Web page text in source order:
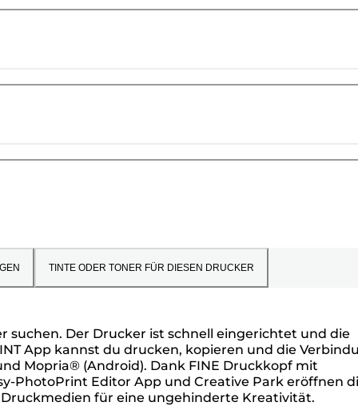
TINTE ODER TONER FÜR DIESEN DRUCKER
suchen. Der Drucker ist schnell eingerichtet und die
App kannst du drucken, kopieren und die
Mopria® (Android). Dank FINE Druckkopf mit
PhotoPrint Editor App und Creative Park eröffnen
für eine ungehinderte Kreativität.